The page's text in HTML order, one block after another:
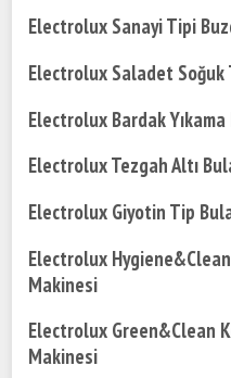
Electrolux Sanayi Tipi
Electrolux Saladet Soğuk
Electrolux Bardak
Electrolux Tezgah Altı
Electrolux Giyotin Tip
Electrolux
Makinesi
Electrolux Green&Clean
Makinesi